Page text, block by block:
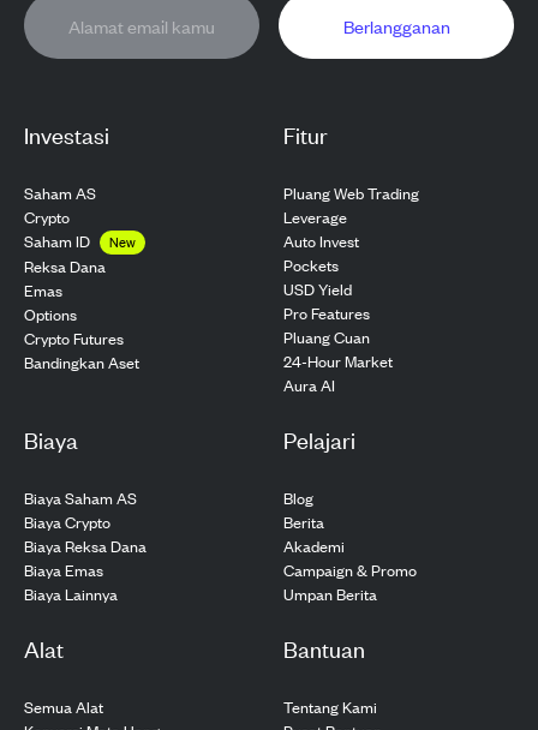
Investasi
Saham AS
Crypto
Saham ID
New
Reksa Dana
Emas
Options
Crypto Futures
Bandingkan Aset
Fitur
Pluang Web Trading
Leverage
Auto Invest
Pockets
USD Yield
Pro Features
Pluang Cuan
24-Hour Market
Aura AI
Biaya
Biaya Saham AS
Biaya Crypto
Biaya Reksa Dana
Biaya Emas
Biaya Lainnya
Pelajari
Blog
Berita
Akademi
Campaign & Promo
Umpan Berita
Alat
Semua Alat
Bantuan
Tentang Kami
Berlangganan